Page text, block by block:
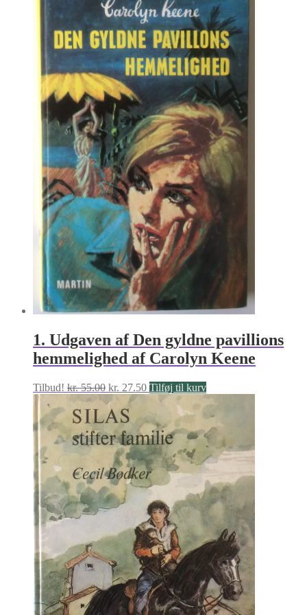
kr. 80.00.kr. 40.00.
1. Udgaven af Den gyldne pavillions
hemmelighed af Carolyn Keene
Tilbud! kr.55.00 Den
oprindelige
pris
var:
kr. 55.00.
kr. 27.50Den
aktuelle
er:
kr. 27.50.
Tilføj til kurv